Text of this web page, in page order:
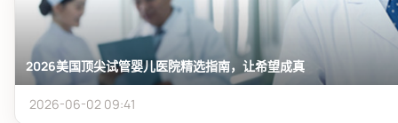
2026美国顶尖试管婴儿医院精选指南，让希望成真
2026-06-02 09:41